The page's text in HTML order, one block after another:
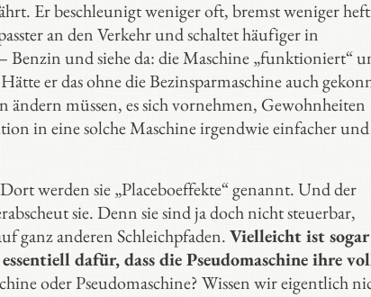
Er beschleunigt weniger oft, bremst weniger
an den Verkehr und schaltet häufiger in
und siehe da: die Maschine „funktioniert“
er das ohne die Bezinsparmaschine auch
ändern müssen, es sich vornehmen, Gewohnheiten
in eine solche Maschine irgendwie einfacher und
werden sie „Placeboeffekte“ genannt. Und der
sie. Denn sie sind ja doch nicht steuerbar,
ganz anderen Schleichpfaden.Vielleicht ist sogar
dafür, dass die Pseudomaschine ihre
oder Pseudomaschine? Wissen wir eigentlich